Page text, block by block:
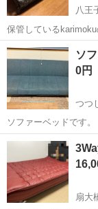
八王
保管している
ベッド時96cm 横
面高さ 38 重さ 資
2...
東京 八王子市
ソ
0円
つつ
ソファーベッドです
りますのでご了承ください。 中古品であることをご
東京 調布市
扇大